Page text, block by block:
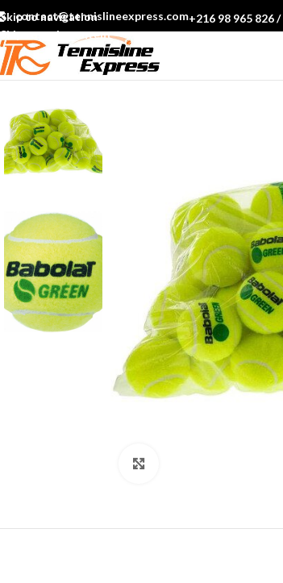
Skip to navigation
Skip to main content
contact@tennislineexpress.com+216 98 965 826/